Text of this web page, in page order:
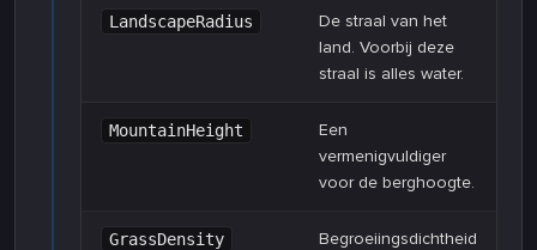
LandscapeRadius
De straal van het
land. Voorbij deze
straal is alles water.
MountainHeight
Een
vermenigvuldiger
voor de berghoogte.
GrassDensity
Begroeiingsdichtheid